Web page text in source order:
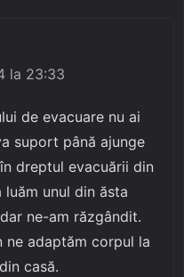
la 23:33
de evacuare nu ai
suport până ajunge
dreptul evacuării din
luăm unul din ăsta
ne-am răzgândit.
ne adaptăm corpul la
casă.